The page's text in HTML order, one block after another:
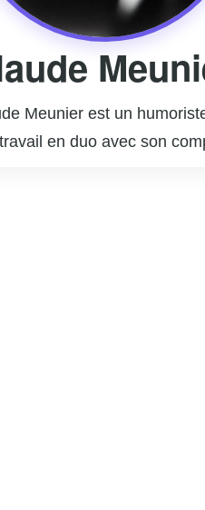
Meunier est un
en duo avec son
longue série de
scénarios qui ont